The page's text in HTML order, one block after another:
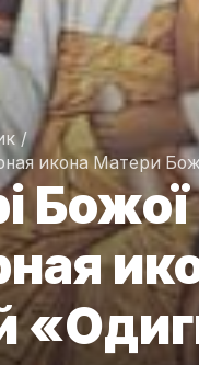
/
икона Матери
Божої